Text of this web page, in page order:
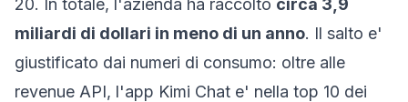
20. In totale, l'azienda ha raccolto circa 3,9
miliardi di dollari in meno di un anno. Il salto e'
giustificato dai numeri di consumo: oltre alle
revenue API, l'app Kimi Chat e' nella top 10 dei